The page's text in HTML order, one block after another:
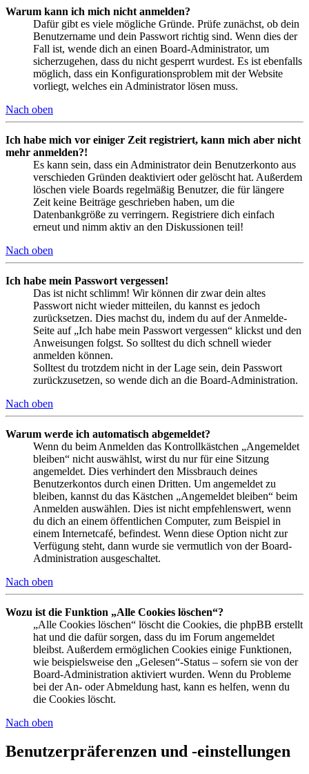
Warum kann ich mich nicht anmelden?
Dafür gibt es viele mögliche Gründe. Prüfe zunächst, ob dein
Benutzername und dein Passwort richtig sind. Wenn dies der
Fall ist, wende dich an einen Board-Administrator, um
sicherzugehen, dass du nicht gesperrt wurdest. Es ist ebenfalls
möglich, dass ein Konfigurationsproblem mit der Website
vorliegt, welches ein Administrator lösen muss.
Nach oben
Ich habe mich vor einiger Zeit registriert, kann mich aber nicht
mehr anmelden?!
Es kann sein, dass ein Administrator dein Benutzerkonto aus
verschieden Gründen deaktiviert oder gelöscht hat. Außerdem
löschen viele Boards regelmäßig Benutzer, die für längere
Zeit keine Beiträge geschrieben haben, um die
Datenbankgröße zu verringern. Registriere dich einfach
erneut und nimm aktiv an den Diskussionen teil!
Nach oben
Ich habe mein Passwort vergessen!
Das ist nicht schlimm! Wir können dir zwar dein altes
Passwort nicht wieder mitteilen, du kannst es jedoch
zurücksetzen. Dies machst du, indem du auf der Anmelde-
Seite auf „Ich habe mein Passwort vergessen“ klickst und den
Anweisungen folgst. So solltest du dich schnell wieder
anmelden können.
Solltest du trotzdem nicht in der Lage sein, dein Passwort
zurückzusetzen, so wende dich an die Board-Administration.
Nach oben
Warum werde ich automatisch abgemeldet?
Wenn du beim Anmelden das Kontrollkästchen „Angemeldet
bleiben“ nicht auswählst, wirst du nur für eine Sitzung
angemeldet. Dies verhindert den Missbrauch deines
Benutzerkontos durch einen Dritten. Um angemeldet zu
bleiben, kannst du das Kästchen „Angemeldet bleiben“ beim
Anmelden auswählen. Dies ist nicht empfehlenswert, wenn
du dich an einem öffentlichen Computer, zum Beispiel in
einem Internetcafé, befindest. Wenn diese Option nicht zur
Verfügung steht, dann wurde sie vermutlich von der Board-
Administration ausgeschaltet.
Nach oben
Wozu ist die Funktion „Alle Cookies löschen“?
„Alle Cookies löschen“ löscht die Cookies, die phpBB erstellt
hat und die dafür sorgen, dass du im Forum angemeldet
bleibst. Außerdem ermöglichen Cookies einige Funktionen,
wie beispielsweise den „Gelesen“-Status – sofern sie von der
Board-Administration aktiviert wurden. Wenn du Probleme
bei der An- oder Abmeldung hast, kann es helfen, wenn du
die Cookies löscht.
Nach oben
Benutzerpräferenzen und -einstellungen